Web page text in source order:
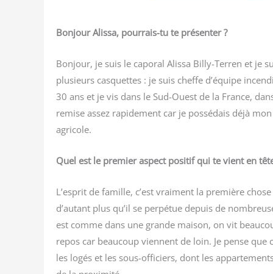
Bon­jour Alis­sa, pour­rais-tu te présenter ?
Bon­jour, je suis le capo­ral Alis­sa Billy-Ter­ren et je
plu­sieurs cas­quettes : je suis cheffe d’équipe
30 ans et je vis dans le Sud-Ouest de la France,
remise assez rapi­de­ment car je pos­sé­dais déjà
agricole.
Quel est le pre­mier aspect posi­tif qui te vient en
L’esprit de famille, c’est vrai­ment la pre­mière
d’autant plus qu’il se per­pé­tue depuis de
est comme dans une grande mai­son, on vit
repos car beau­coup viennent de loin. Je pense
les logés et les sous-offi­ciers, dont les